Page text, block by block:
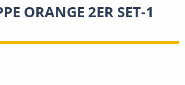
ORANGE 2ER SET-1